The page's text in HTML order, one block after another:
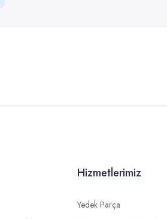
Hizmetlerimiz
Yedek Parça